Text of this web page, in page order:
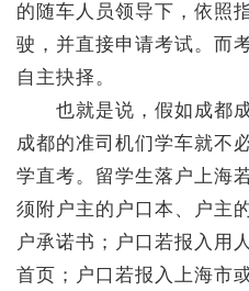
的随车人员领导下，依照
驶，并直接申请考试。而
自主抉择。
也就是说，假如成都成
成都的准司机们学车就不
学直考。留学生落户上海
须附户主的户口本、户主
户承诺书；户口若报入用
首页；户口若报入上海市